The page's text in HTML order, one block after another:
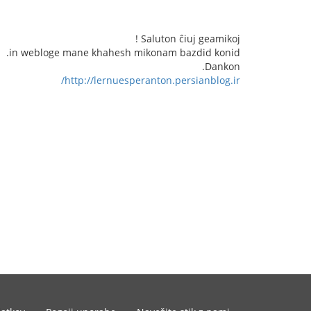
Saluton ĉiuj geamikoj !
in webloge mane khahesh mikonam bazdid konid.
Dankon.
http://lernuesperanton.persianblog.ir/